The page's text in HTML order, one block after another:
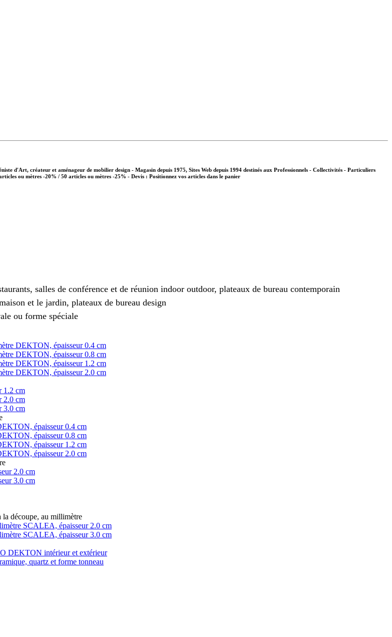
d'Art, créateur et aménageur de mobilier design - Magasin depuis 1975, Sites Web depuis 1994 destinés aux Professionnels - Collectivités - Particuliers
ou mètres -20% / 50 articles ou mètres -25% - Devis : Positionnez vos articles dans le panier
salles de conférence et de réunion indoor outdoor, plateaux de bureau contemporain
et le jardin, plateaux de bureau design
ou forme spéciale
DEKTON, épaisseur 0.4 cm
DEKTON, épaisseur 0.8 cm
DEKTON, épaisseur 1.2 cm
DEKTON, épaisseur 2.0 cm
1.2 cm
2.0 cm
3.0 cm
épaisseur 0.4 cm
épaisseur 0.8 cm
épaisseur 1.2 cm
épaisseur 2.0 cm
2.0 cm
3.0 cm
découpe, au millimètre
SCALEA, épaisseur 2.0 cm
SCALEA, épaisseur 3.0 cm
DEKTON intérieur et extérieur
quartz et forme tonneau